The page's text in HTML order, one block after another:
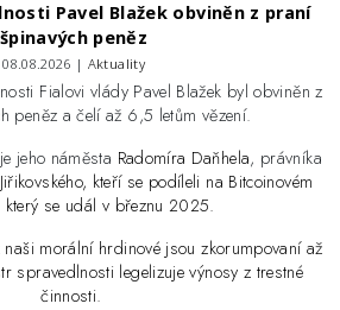
Pavel Blažek obviněn z praní
špinavých peněz
08.08.2026 | Aktuality
Fialovi vlády Pavel Blažek byl obviněn z
peněz a čelí až 6,5 letům vězení.
jeho náměsta Radomíra Daňhela, právníka
kteří se podíleli na Bitcoinovém
který se udál v březnu 2025.
naši morální hrdinové jsou zkorumpovaní až
spravedlnosti legelizuje výnosy z trestné
činnosti.